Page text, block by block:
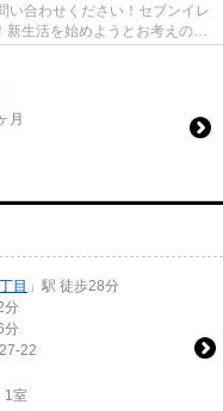
い合わせください！セブンイレ
新生活を始めようとお考えの
月
目 」駅 徒歩28分
分
分
27-22
1室